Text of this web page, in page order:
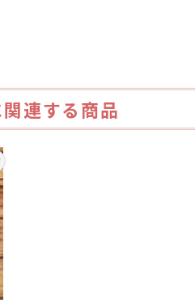
連する商品